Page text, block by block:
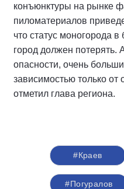
конъюнктуры на рынке
пиломатериалов
что статус моногорода
город должен потерять.
опасности, очень
зависимостью только от
отметил глава региона.
#Краев
#Погуралов